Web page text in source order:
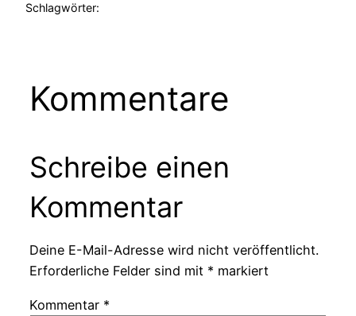
Schlagwörter:
Kommentare
Schreibe einen
Kommentar
Deine E-Mail-Adresse wird nicht veröffentlicht.
Erforderliche Felder sind mit * markiert
Kommentar *